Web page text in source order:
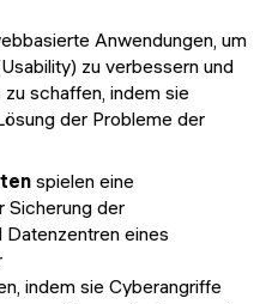
Anwendungen, um
zu verbessern und
schaffen, indem sie
der Probleme der
spielen eine
Sicherung der
eines
indem sie Cyberangriffe